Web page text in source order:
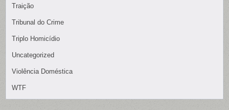
Traição
Tribunal do Crime
Triplo Homicídio
Uncategorized
Violência Doméstica
WTF